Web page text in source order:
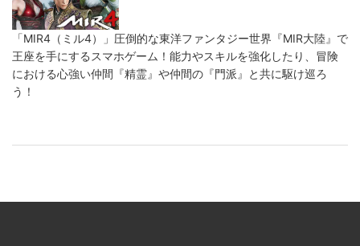
「MIR4（ミル4）」圧倒的な東洋ファンタジー世界『MIR大陸』で
王座を手にするスマホゲーム！能力やスキルを強化したり、冒険
における心強い仲間『精霊』や仲間の『門派』と共に駆け巡ろ
う！